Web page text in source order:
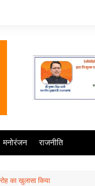
मनोरंजन राजनीति
का खुलासा किया